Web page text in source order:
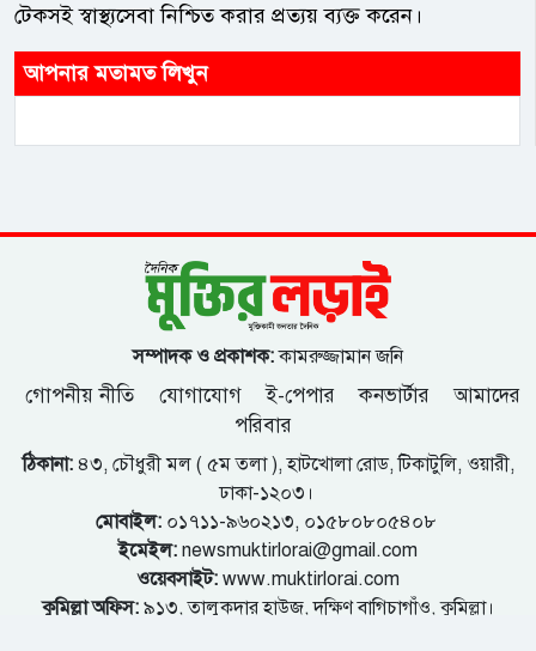
টেকসই স্বাস্থ্যসেবা নিশ্চিত করার প্রত্যয় ব্যক্ত করেন।
আপনার মতামত লিখুন
সম্পাদক ও প্রকাশক:কামরুজ্জামান জনি
গোপনীয় নীতি যোগাযোগ ই-পেপার কনভার্টার
আমাদের
পরিবার
ঠিকানা:৪৩, চৌধুরী মল ( ৫ম তলা ), হাটখোলা রোড, টিকাটুলি, ওয়ারী,
ঢাকা-১২০৩।
মোবাইল:০১৭১১-৯৬০২১৩, ০১৫৮০৮০৫৪০৮
ইমেইল: newsmuktirlorai@gmail.com
ওয়েবসাইট: www.muktirlorai.com
কুমিল্লা অফিস: ৯১৩, তালুকদার হাউজ, দক্ষিণ বাগিচাগাঁও, কুমিল্লা।